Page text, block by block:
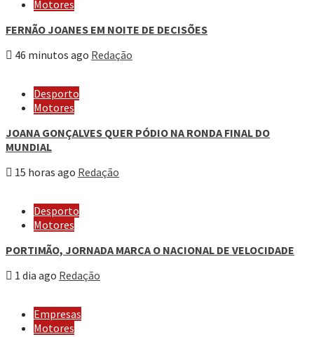
Motores
FERNÃO JOANES EM NOITE DE DECISÕES
46 minutos ago Redação
Desporto
Motores
JOANA GONÇALVES QUER PÓDIO NA RONDA FINAL DO
MUNDIAL
15 horas ago Redação
Desporto
Motores
PORTIMÃO, JORNADA MARCA O NACIONAL DE VELOCIDADE
1 dia ago Redação
Empresas
Motores